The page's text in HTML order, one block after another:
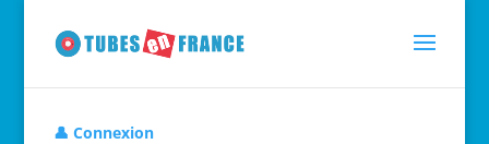
👤 Connexion